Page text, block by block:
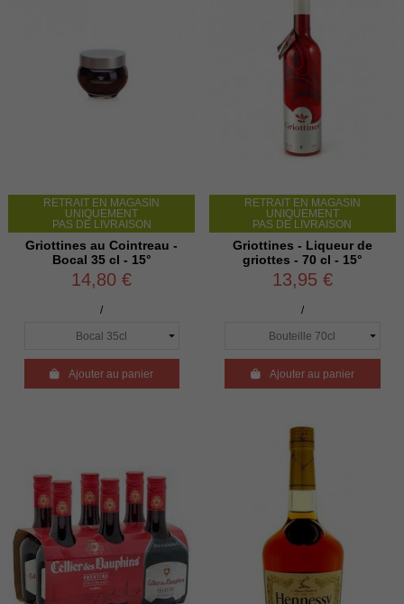
RETRAIT EN MAGASIN
UNIQUEMENT
PAS DE LIVRAISON
Griottines au Cointreau -
Bocal 35 cl - 15°
14,80 €
/
Ajouter au panier
RETRAIT EN MAGASIN
UNIQUEMENT
PAS DE LIVRAISON
Griottines - Liqueur de
griottes - 70 cl - 15°
13,95 €
/
Ajouter au panier